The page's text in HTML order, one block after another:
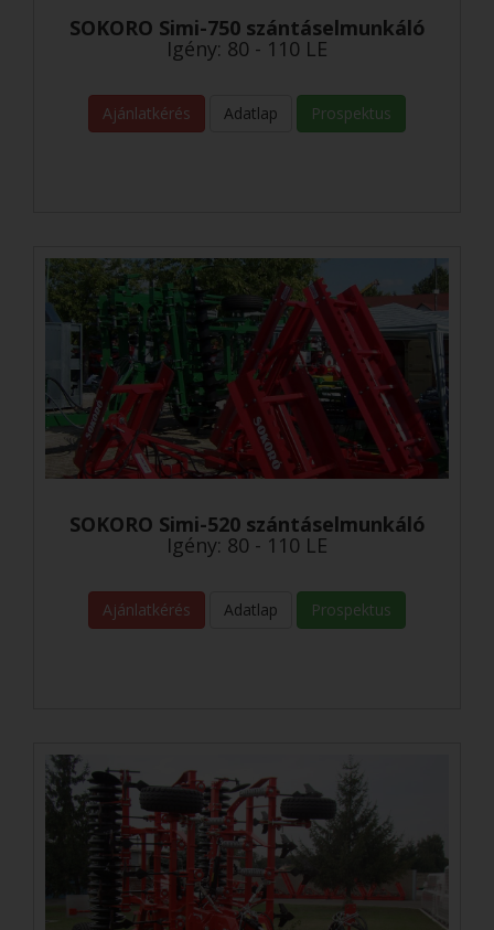
SOKORO Simi-750 szántáselmunkáló
Igény: 80 - 110 LE
Ajánlatkérés Adatlap Prospektus
SOKORO Simi-520 szántáselmunkáló
Igény: 80 - 110 LE
Ajánlatkérés Adatlap Prospektus